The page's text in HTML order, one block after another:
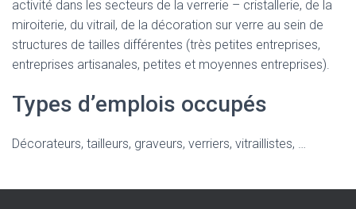
activité dans les secteurs de la verrerie – cristallerie, de la
miroiterie, du vitrail, de la décoration sur verre au sein de
structures de tailles différentes (très petites entreprises,
entreprises artisanales, petites et moyennes entreprises).
Types d’emplois occupés
Décorateurs, tailleurs, graveurs, verriers, vitraillistes, …